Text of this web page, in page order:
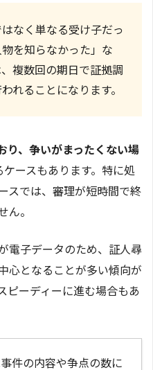
なく単なる受け子だっ
を知らなかった」な
複数回の期日で証拠調
れることになります。
り、争いがまったくない場
ケースもあります。特に処
スでは、審理が短時間で終
。
電子データのため、証人尋
心となることが多い傾向が
ピーディーに進む場合もあ
件の内容や争点の数に